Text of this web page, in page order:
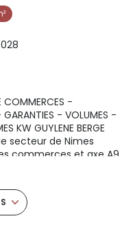
COMMERCES -
- VOLUMES -
KW GUYLENE BERGE
secteur de Nimes
commerces et axe A9,
rez de jardin, d'un
séjour de 42m²
14m² avec une salle